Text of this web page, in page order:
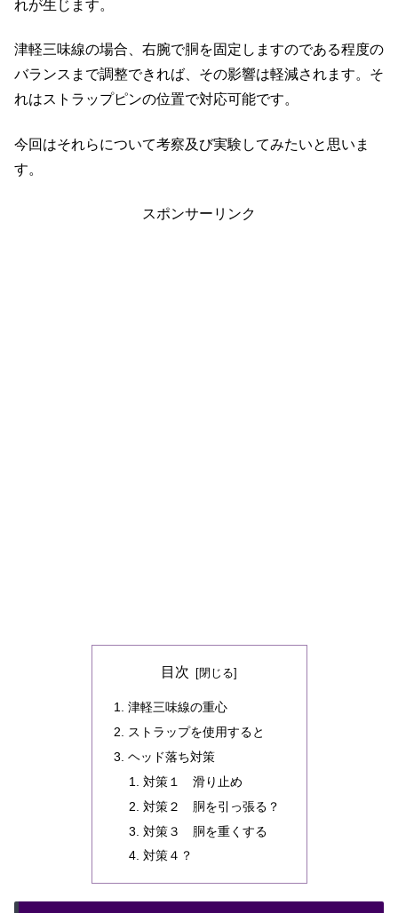
れが生じます。
津軽三味線の場合、右腕で胴を固定しますのである程度の
バランスまで調整できれば、その影響は軽減されます。そ
れはストラップピンの位置で対応可能です。
今回はそれらについて考察及び実験してみたいと思いま
す。
スポンサーリンク
目次
津軽三味線の重心
ストラップを使用すると
ヘッド落ち対策
対策１ 滑り止め
対策２ 胴を引っ張る？
対策３ 胴を重くする
対策４？